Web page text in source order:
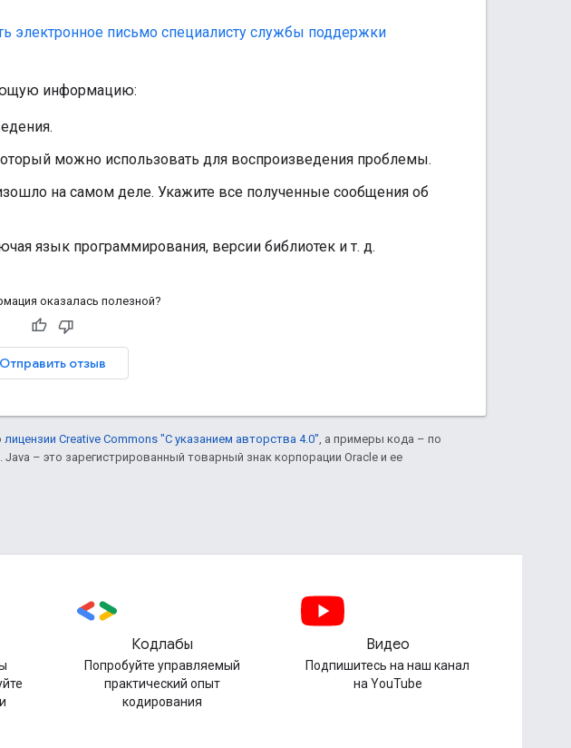
электронное письмо специалисту службы поддержки
информацию:
можно использовать для воспроизведения проблемы.
на самом деле. Укажите все полученные сообщения об
язык программирования, версии библиотек и т. д.
оказалась полезной?
Отправить отзыв
лицензии Creative Commons "С указанием авторства 4.0" , а примеры кода – по
. Java – это зарегистрированный товарный знак корпорации Oracle и ее
Кодлабы
Попробуйте управляемый
практический опыт
кодирования
Видео
Подпишитесь на наш канал
на YouTube